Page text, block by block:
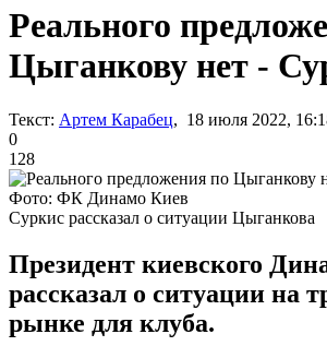
Реального
Цыганкову нет -
Текст: Артем Карабец, 18 июля 2022,
0
128
Фото: ФК Динамо Киев
Суркис рассказал о ситуации Цыганкова
Президент киевского
рассказал о ситуации на
рынке для клуба.